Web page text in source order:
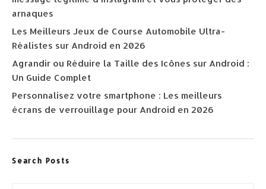
arnaques
Les Meilleurs Jeux de Course Automobile Ultra-
Réalistes sur Android en 2026
Agrandir ou Réduire la Taille des Icônes sur Android :
Un Guide Complet
Personnalisez votre smartphone : Les meilleurs
écrans de verrouillage pour Android en 2026
Search Posts